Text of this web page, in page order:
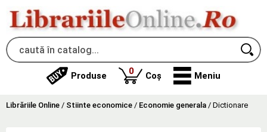
Produse 0produse
Coș Meniu
Librăriile Online / Stiinte economice / Economie generala / Dictionare